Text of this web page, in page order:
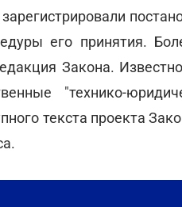
его принятия.
Закона.
"технико-
текста проекта